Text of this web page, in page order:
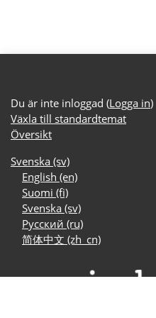
Du är inte inloggad (Logga in)
Växla till standardtemat
Översikt
Svenska ‎(sv)‎
English ‎(en)‎
Suomi ‎(fi)‎
Svenska ‎(sv)‎
Русский ‎(ru)‎
简体中文 ‎(zh_cn)‎